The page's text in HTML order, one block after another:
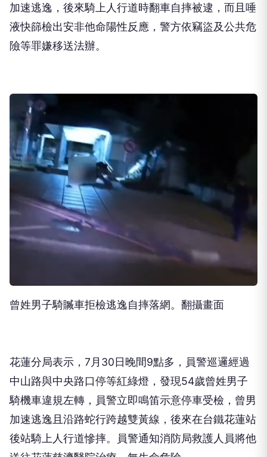
加速逃逸，後來騎上人行道時翻車自摔被逮，而且唾
液快篩檢出安非他命陽性反應，警方依竊盜及公共危
險等罪嫌移送法辦。
曾姓男子騎贓車拒檢逃逸自摔落網。翻攝畫面
花蓮分局表示，7月30日晚間9點多，員警巡邏經過
中山路與中央路口停等紅綠燈，發現54歲曾姓男子
騎機車違規左轉，員警立即鳴笛示意停車受檢，曾男
加速逃逸且沿路蛇行跨越雙黃線，後來在台鐵花蓮站
後站騎上人行道慘摔。員警通知消防局救護人員將他